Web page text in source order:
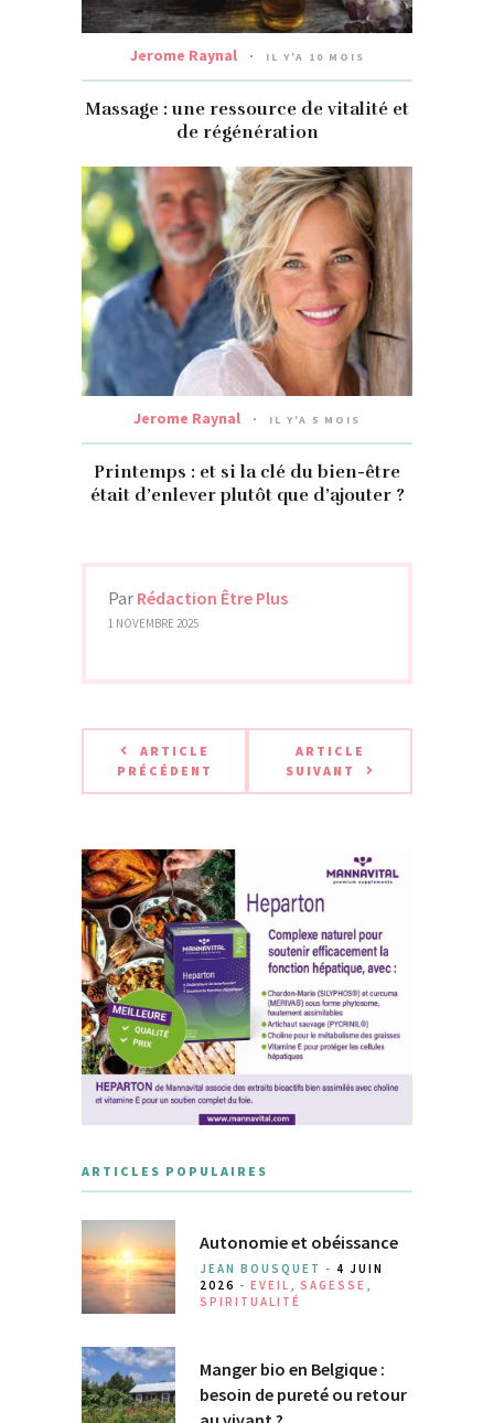
Jerome Raynal IL Y'A 10 MOIS
Massage : une ressource de vitalité et
de régénération
Jerome Raynal IL Y'A 5 MOIS
Printemps : et si la clé du bien-être
était d’enlever plutôt que d’ajouter ?
Par Rédaction Être Plus
1 NOVEMBRE 2025
ARTICLE
PRÉCÉDENT
ARTICLE
SUIVANT
ARTICLES POPULAIRES
Autonomie et obéissance
JEAN BOUSQUET - 4 JUIN
2026 - EVEIL SAGESSE
SPIRITUALITÉ
Manger bio en Belgique :
besoin de pureté ou retour